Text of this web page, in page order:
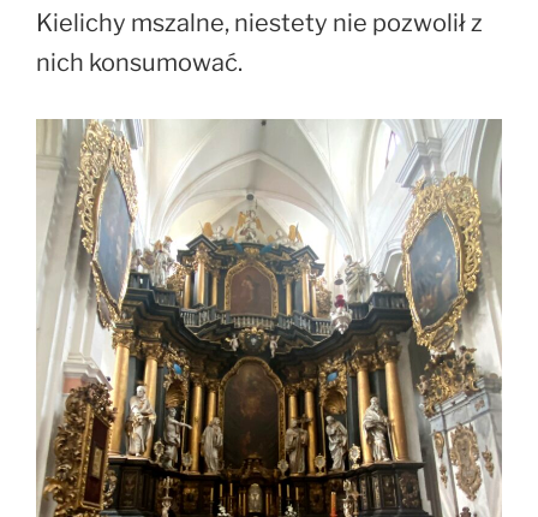
Kielichy mszalne, niestety nie pozwolił z
nich konsumować.